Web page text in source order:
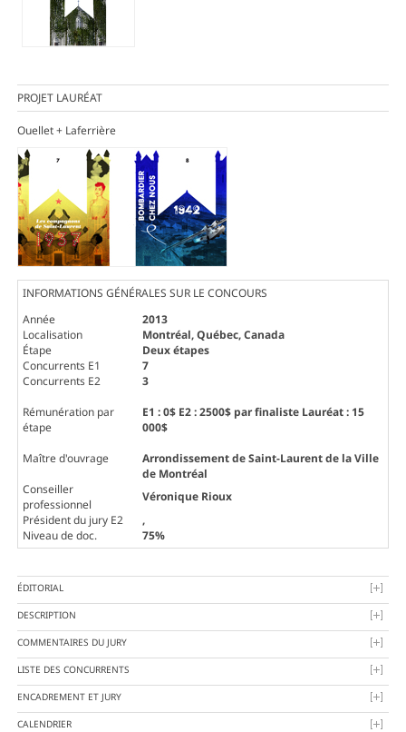
PROJET LAURÉAT
Ouellet + Laferrière
INFORMATIONS GÉNÉRALES SUR LE CONCOURS
Année
2013
Localisation
Montréal, Québec, Canada
Étape
Deux étapes
Concurrents E1
7
Concurrents E2
3
Rémunération par
étape
E1 : 0$ E2 : 2500$ par finaliste Lauréat : 15
000$
Maître d'ouvrage
Arrondissement de Saint-Laurent de la Ville
de Montréal
Conseiller
professionnel
Véronique Rioux
Président du jury E2
,
Niveau de doc.
75%
ÉDITORIAL
DESCRIPTION
COMMENTAIRES DU JURY
LISTE DES CONCURRENTS
ENCADREMENT ET JURY
CALENDRIER